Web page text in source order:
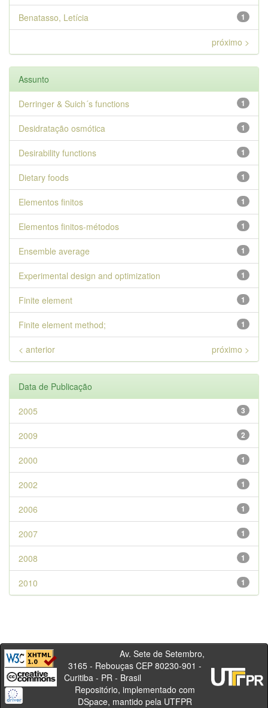
1
Benatasso, Letícia
próximo >
Assunto
1
Derringer & Suich´s functions
1
Desidratação osmótica
1
Desirability functions
1
Dietary foods
1
Elementos finitos
1
Elementos finitos-métodos
1
Ensemble average
1
Experimental design and optimization
1
Finite element
1
Finite element method;
< anterior próximo >
Data de Publicação
3
2005
2
2009
1
2000
1
2002
1
2006
1
2007
1
2008
1
2010
Av. Sete de Setembro,
3165 - Rebouças CEP 80230-901 -
Curitiba - PR - Brasil
Repositório, implementado com
DSpace, mantido pela UTFPR